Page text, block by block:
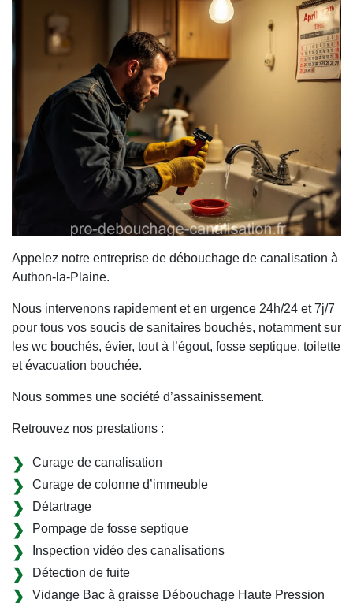
Appelez notre entreprise de débouchage de canalisation à
Authon-la-Plaine.
Nous intervenons rapidement et en urgence 24h/24 et 7j/7
pour tous vos soucis de sanitaires bouchés, notamment sur
les wc bouchés, évier, tout à l’égout, fosse septique, toilette
et évacuation bouchée.
Nous sommes une société d’assainissement.
Retrouvez nos prestations :
Curage de canalisation
Curage de colonne d’immeuble
Détartrage
Pompage de fosse septique
Inspection vidéo des canalisations
Détection de fuite
Vidange Bac à graisse Débouchage Haute Pression